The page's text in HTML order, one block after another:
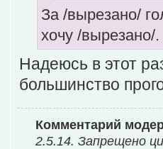
За /вырезано/
хочу /вырезано/.
Надеюсь в этот
большинство
Комментарий
2.5.14. Запрещено